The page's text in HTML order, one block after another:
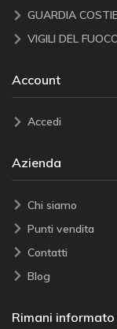
GUARDIA
VIGILI DEL
Account
Accedi
Azienda
Chi siamo
Punti vendita
Contatti
Blog
Rimani informato